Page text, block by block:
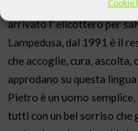
Cookie
che tormentava quell’
arrivato l’ elicottero per
Lampedusa, dal 1991 è il
che accoglie, cura,
approdano su questa
Pietro è un uomo
tutti con un bel sorriso che